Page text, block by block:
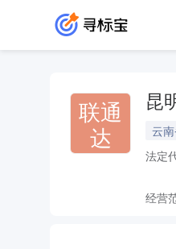
联通
达
昆
云
法定
经营